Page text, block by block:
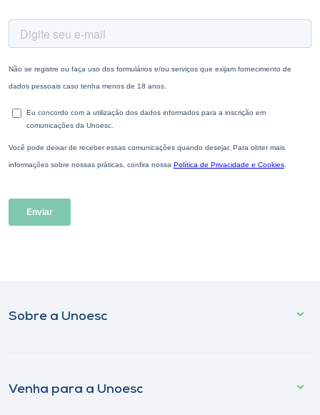
Sobre a Unoesc
Venha para a Unoesc